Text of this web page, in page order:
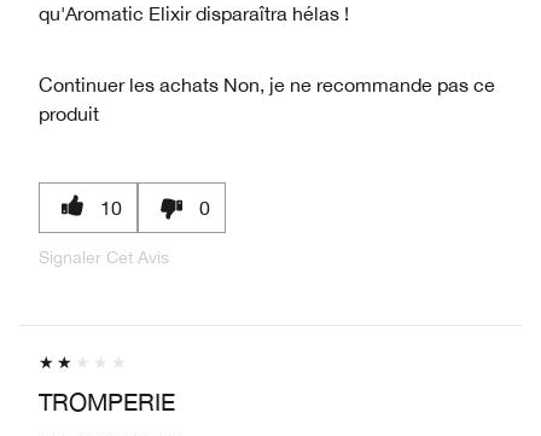
qu'Aromatic Elixir disparaîtra hélas !
Continuer les achats Non, je ne recommande pas ce
produit
10 0
Signaler Cet Avis
TROMPERIE